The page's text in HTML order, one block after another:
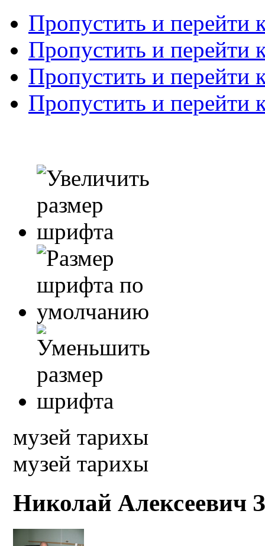
Пропустить и перейти
Пропустить и перейти
Пропустить и перейти
Пропустить и перейти
музей тарихы
музей тарихы
Николай Алексеевич